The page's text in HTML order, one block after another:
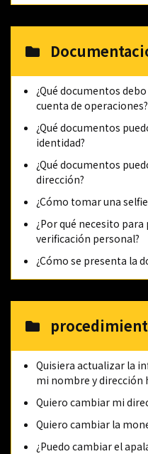
¿Qué documentos
cuenta de operaciones?
¿Qué documentos
identidad?
¿Qué documentos
dirección?
¿Cómo tomar una
¿Por qué necesito
verificación personal?
¿Cómo se presenta la
Quisiera actualizar la
mi nombre y dirección
Quiero cambiar mi
Quiero cambiar la
¿Puedo cambiar el